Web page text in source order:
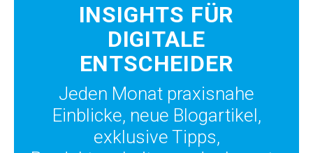
INSIGHTS FÜR
DIGITALE
ENTSCHEIDER
Jeden Monat praxisnahe
Einblicke, neue Blogartikel,
exklusive Tipps,